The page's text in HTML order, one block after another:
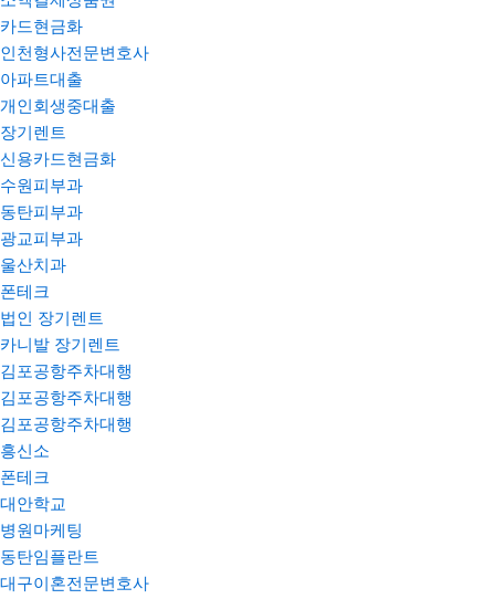
카드현금화
인천형사전문변호사
아파트대출
개인회생중대출
장기렌트
신용카드현금화
수원피부과
동탄피부과
광교피부과
울산치과
폰테크
법인 장기렌트
카니발 장기렌트
김포공항주차대행
김포공항주차대행
김포공항주차대행
흥신소
폰테크
대안학교
병원마케팅
동탄임플란트
대구이혼전문변호사